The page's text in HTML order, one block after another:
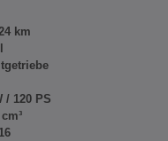
km
/ 120 PS